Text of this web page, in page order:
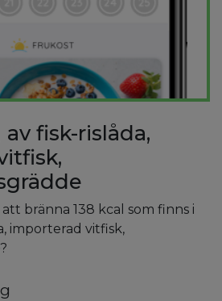
fisk-rislåda,
bränna 138 kcal som finns i
importerad vitfisk,